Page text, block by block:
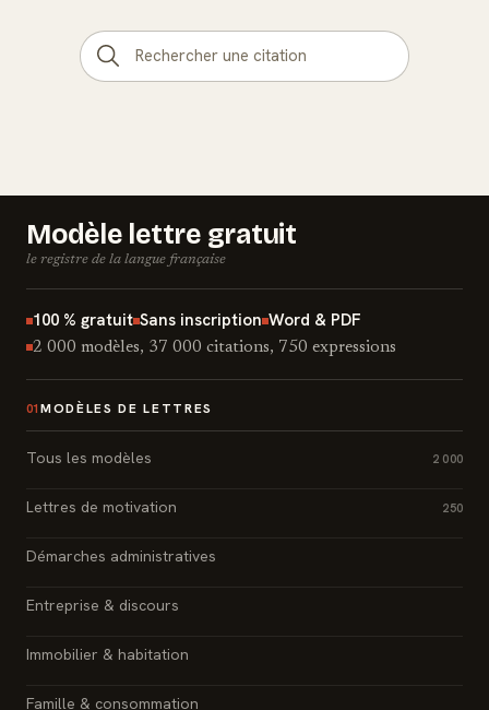
Modèle lettre gratuit
le registre de la langue française
100 % gratuit Sans inscription Word & PDF
2 000 modèles, 37 000 citations, 750 expressions
01 MODÈLES DE LETTRES
Tous les modèles 2 000
Lettres de motivation 250
Démarches administratives
Entreprise & discours
Immobilier & habitation
Famille & consommation